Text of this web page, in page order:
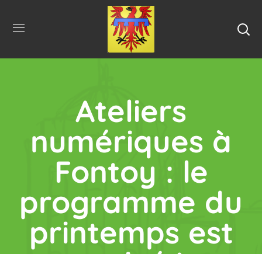
Ateliers
numériques à
Fontoy : le
programme du
printemps est